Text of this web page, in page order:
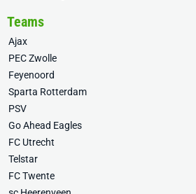
Teams
Ajax
PEC Zwolle
Feyenoord
Sparta Rotterdam
PSV
Go Ahead Eagles
FC Utrecht
Telstar
FC Twente